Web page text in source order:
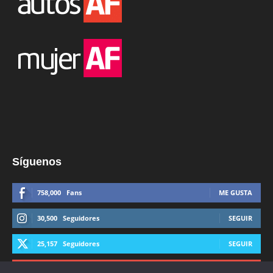
Síguenos
758,000 Fans ME GUSTA
30,500 Seguidores SEGUIR
25,157 Seguidores SEGUIR